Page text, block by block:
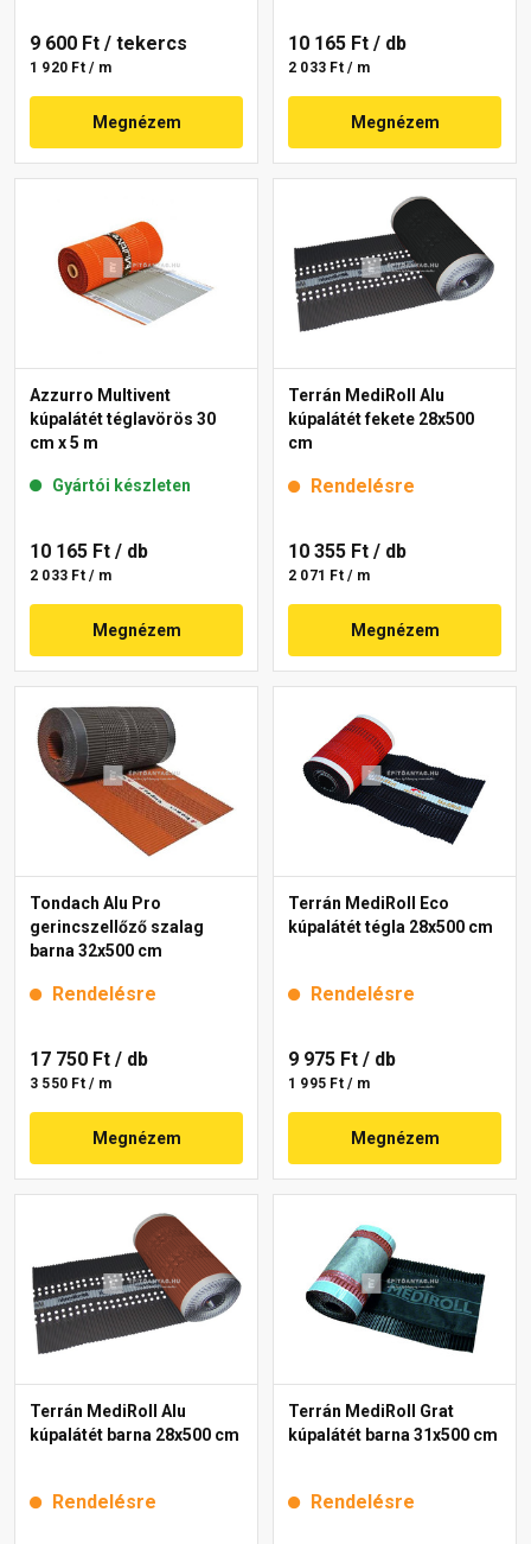
9 600 Ft / tekercs
1 920 Ft / m
Megnézem
10 165 Ft / db
2 033 Ft / m
Megnézem
Azzurro Multivent
kúpalátét téglavörös 30
cm x 5 m
Gyártói készleten
10 165 Ft / db
2 033 Ft / m
Megnézem
Terrán MediRoll Alu
kúpalátét fekete 28x500
cm
Rendelésre
10 355 Ft / db
2 071 Ft / m
Megnézem
Tondach Alu Pro
gerincszellőző szalag
barna 32x500 cm
Rendelésre
17 750 Ft / db
3 550 Ft / m
Megnézem
Terrán MediRoll Eco
kúpalátét tégla 28x500 cm
Rendelésre
9 975 Ft / db
1 995 Ft / m
Megnézem
Terrán MediRoll Alu
kúpalátét barna 28x500 cm
Rendelésre
Terrán MediRoll Grat
kúpalátét barna 31x500 cm
Rendelésre